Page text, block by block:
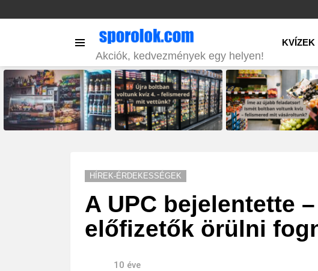
Akciók, kedvezmények egy helyen!
KVÍZEK
STORIES
HÍREK-ÉRDEKESSÉGEK
A UPC bejelentette
előfizetők örülni
10 éve